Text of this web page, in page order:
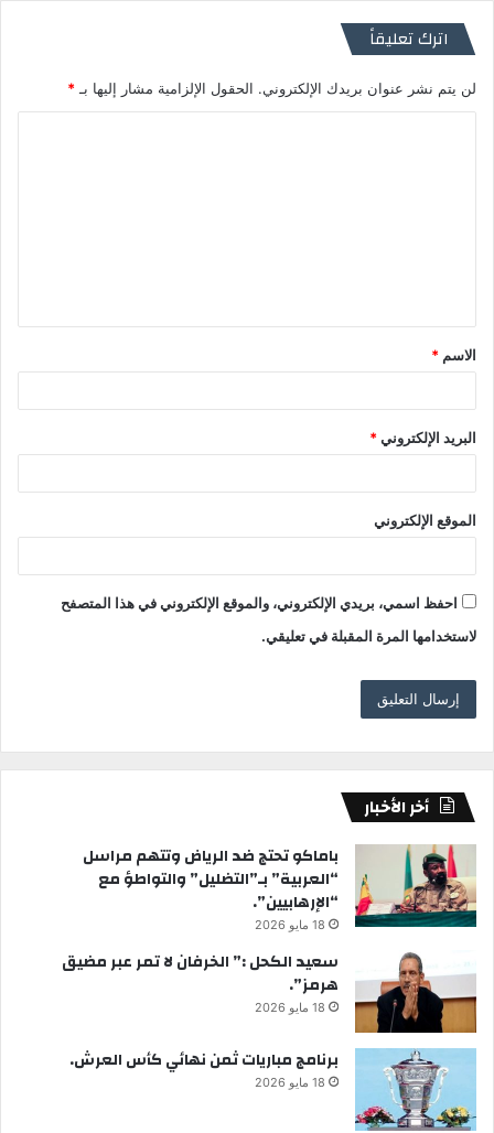
اترك تعليقاً
لن يتم نشر عنوان بريدك الإلكتروني. الحقول الإلزامية مشار إليها بـ *
ق
*
الاسم *
البريد الإلكتروني*
الموقع الإلكتروني
احفظ اسمي، بريدي الإلكتروني، والموقع الإلكتروني في هذا المتصفح
لاستخدامها المرة المقبلة في تعليقي.
أخر الأخبار
باماكو تحتج ضد الرياض وتتهم مراسل
“العربية” بـ”التضليل” والتواطؤ مع
“الإرهابيين”.
18 مايو 2026
سعيد الكحل :” الخرفان لا تمر عبر مضيق
هرمز”.
18 مايو 2026
برنامج مباريات ثمن نهائي كأس العرش.
18 مايو 2026